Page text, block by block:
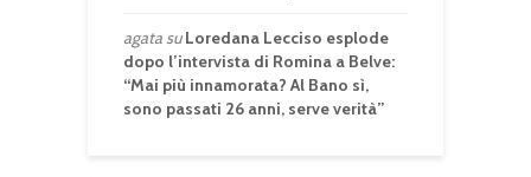
agatasuLoredana Lecciso esplode
dopo l’intervista di Romina a Belve:
“Mai più innamorata? Al Bano sì,
sono passati 26 anni, serve verità”